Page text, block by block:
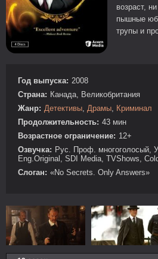
возраст,
пышные
трупы и
Год выпуска: 2008
Страна: Канада, Великобритания
Жанр: Детективы Драмы
Криминал
Продолжительность: 43 мин
Возрастное ограничение: 12+
Озвучка: Рус. Проф. многоголосый,
Eng.Original, SDI Media, TVShows,
Слоган: «No Secrets. Only Answers»